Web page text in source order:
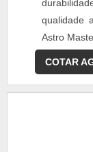
qualidade
Astro
COTAR